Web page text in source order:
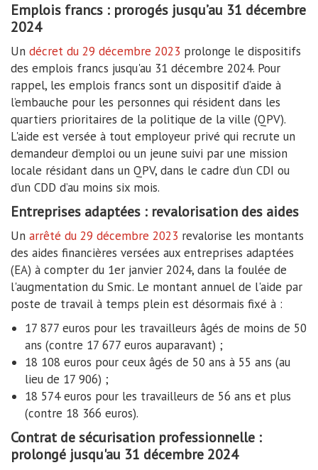
Emplois francs : prorogés jusqu’au 31 décembre
2024
Un décret du 29 décembre 2023 prolonge le dispositifs
des emplois francs jusqu'au 31 décembre 2024. Pour
rappel, les emplois francs sont un dispositif d’aide à
l’embauche pour les personnes qui résident dans les
quartiers prioritaires de la politique de la ville (QPV).
L'aide est versée à tout employeur privé qui recrute un
demandeur d’emploi ou un jeune suivi par une mission
locale résidant dans un QPV, dans le cadre d’un CDI ou
d’un CDD d’au moins six mois.
Entreprises adaptées : revalorisation des aides
Un arrêté du 29 décembre 2023 revalorise les montants
des aides financières versées aux entreprises adaptées
(EA) à compter du 1er janvier 2024, dans la foulée de
l'augmentation du Smic. Le montant annuel de l'aide par
poste de travail à temps plein est désormais fixé à :
17 877 euros pour les travailleurs âgés de moins de 50
ans (contre 17 677 euros auparavant) ;
18 108 euros pour ceux âgés de 50 ans à 55 ans (au
lieu de 17 906) ;
18 574 euros pour les travailleurs de 56 ans et plus
(contre 18 366 euros).
Contrat de sécurisation professionnelle :
prolongé jusqu'au 31 décembre 2024